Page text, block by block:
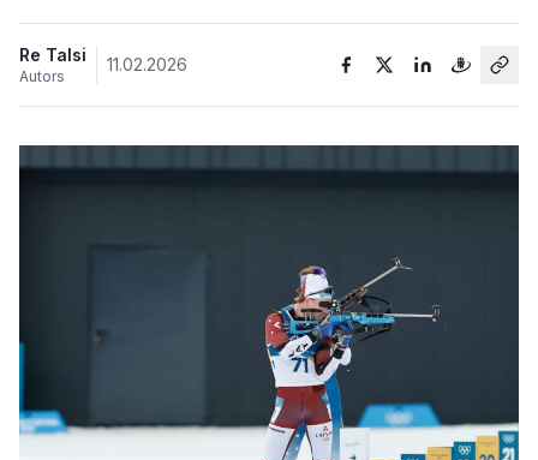
Vieta
Re Talsi
Autors
11.02.2026